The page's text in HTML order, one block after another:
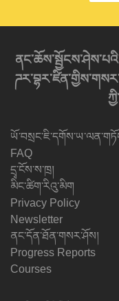
FAQ
དྲྭ་ངོས་ས་ཁྲ།
མིང་ཚིག་རིའུ་མིག
Privacy Policy
Newsletter
ནང་དོན་ཐོན་གསར་ཤོས།
Progress Reports
Courses